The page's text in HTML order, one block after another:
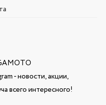
- новости, акции,
всего интересного!